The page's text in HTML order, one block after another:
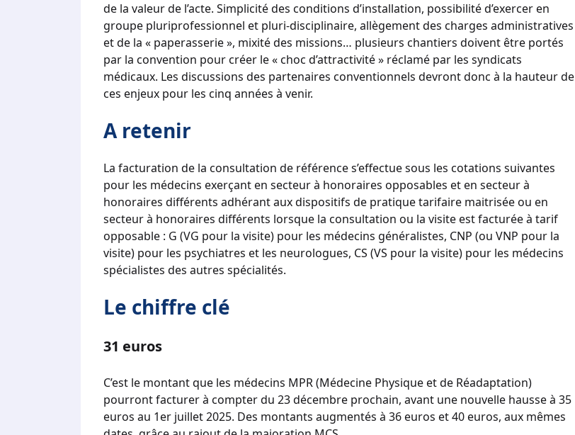
de la valeur de l’acte. Simplicité des conditions d’installation, possibilité d’exercer en
groupe pluriprofessionnel et pluri-disciplinaire, allègement des charges administratives
et de la « paperasserie », mixité des missions… plusieurs chantiers doivent être portés
par la convention pour créer le « choc d’attractivité » réclamé par les syndicats
médicaux. Les discussions des partenaires conventionnels devront donc à la hauteur de
ces enjeux pour les cinq années à venir.
A retenir
La facturation de la consultation de référence s’effectue sous les cotations suivantes
pour les médecins exerçant en secteur à honoraires opposables et en secteur à
honoraires différents adhérant aux dispositifs de pratique tarifaire maitrisée ou en
secteur à honoraires différents lorsque la consultation ou la visite est facturée à tarif
opposable : G (VG pour la visite) pour les médecins généralistes, CNP (ou VNP pour la
visite) pour les psychiatres et les neurologues, CS (VS pour la visite) pour les médecins
spécialistes des autres spécialités.
Le chiffre clé
31 euros
C’est le montant que les médecins MPR (Médecine Physique et de Réadaptation)
pourront facturer à compter du 23 décembre prochain, avant une nouvelle hausse à 35
euros au 1er juillet 2025. Des montants augmentés à 36 euros et 40 euros, aux mêmes